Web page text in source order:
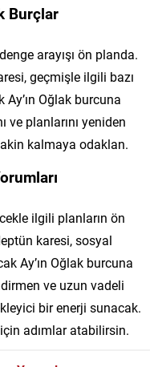
Burçlar
arayışı ön planda.
geçmişle ilgili bazı
Oğlak burcuna
planlarını yeniden
kalmaya odaklan.
ilgili planların ön
karesi, sosyal
Ay’ın Oğlak burcuna
ve uzun vadeli
bir enerji sunacak.
adımlar atabilirsin.